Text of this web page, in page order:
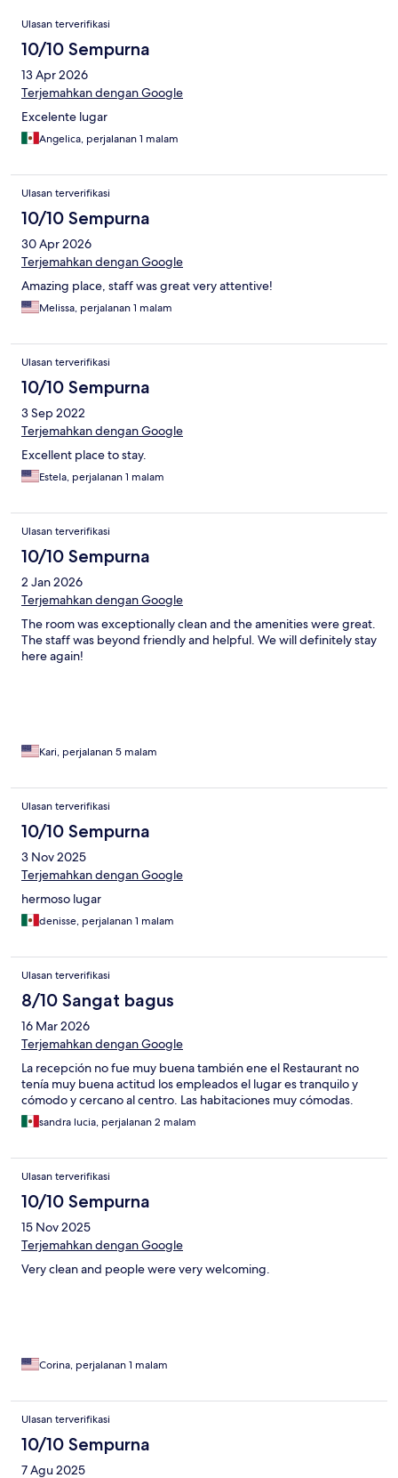
Ulasan
Ulasan terverifikasi
10/10 Sempurna
13 Apr 2026
Terjemahkan dengan Google
Excelente lugar
Angelica, perjalanan 1 malam
Ulasan terverifikasi
10/10 Sempurna
30 Apr 2026
Terjemahkan dengan Google
Amazing place, staff was great very attentive!
Melissa, perjalanan 1 malam
Ulasan terverifikasi
10/10 Sempurna
3 Sep 2022
Terjemahkan dengan Google
Excellent place to stay.
Estela, perjalanan 1 malam
Ulasan terverifikasi
10/10 Sempurna
2 Jan 2026
Terjemahkan dengan Google
The room was exceptionally clean and the amenities were great.
The staff was beyond friendly and helpful. We will definitely stay
here again!
Kari, perjalanan 5 malam
Ulasan terverifikasi
10/10 Sempurna
3 Nov 2025
Terjemahkan dengan Google
hermoso lugar
denisse, perjalanan 1 malam
Ulasan terverifikasi
8/10 Sangat bagus
16 Mar 2026
Terjemahkan dengan Google
La recepción no fue muy buena también ene el Restaurant no
tenía muy buena actitud los empleados el lugar es tranquilo y
cómodo y cercano al centro. Las habitaciones muy cómodas.
sandra lucia, perjalanan 2 malam
Ulasan terverifikasi
10/10 Sempurna
15 Nov 2025
Terjemahkan dengan Google
Very clean and people were very welcoming.
Corina, perjalanan 1 malam
Ulasan terverifikasi
10/10 Sempurna
7 Agu 2025